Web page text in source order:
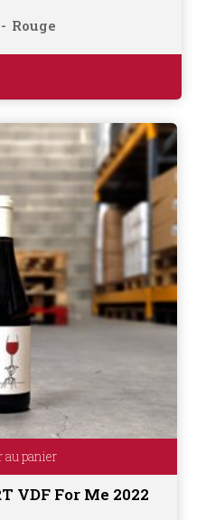
Rouge
au panier
VDF For Me 2022